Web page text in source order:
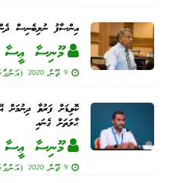
އިންސާފު ނުލިބެނިސް
މޫނިސާ ޢީސާ
9 ޖޫން 2020 (އަންގާރަ)
ޙާލަތަށް ގެނައި
މޫނިސާ ޢީސާ
9 ޖޫން 2020 (އަންގާރަ)